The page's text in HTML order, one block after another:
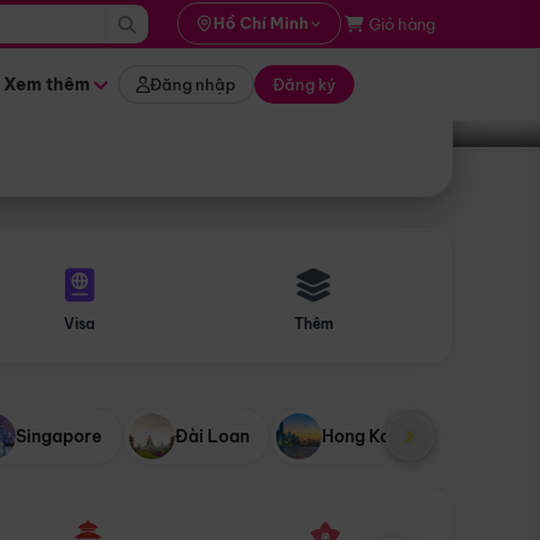
Hồ Chí Minh Giỏ hàng
Xem thêm Đăng nhập Đăng ký
Tìm tour
Visa Thêm
Singapore Đài Loan Hong Kong